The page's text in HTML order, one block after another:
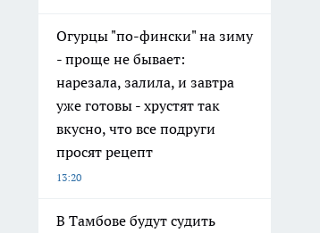
Огурцы "по-фински" на зиму
- проще не бывает:
нарезала, залила, и завтра
уже готовы - хрустят так
вкусно, что все подруги
просят рецепт
13:20
В Тамбове будут судить